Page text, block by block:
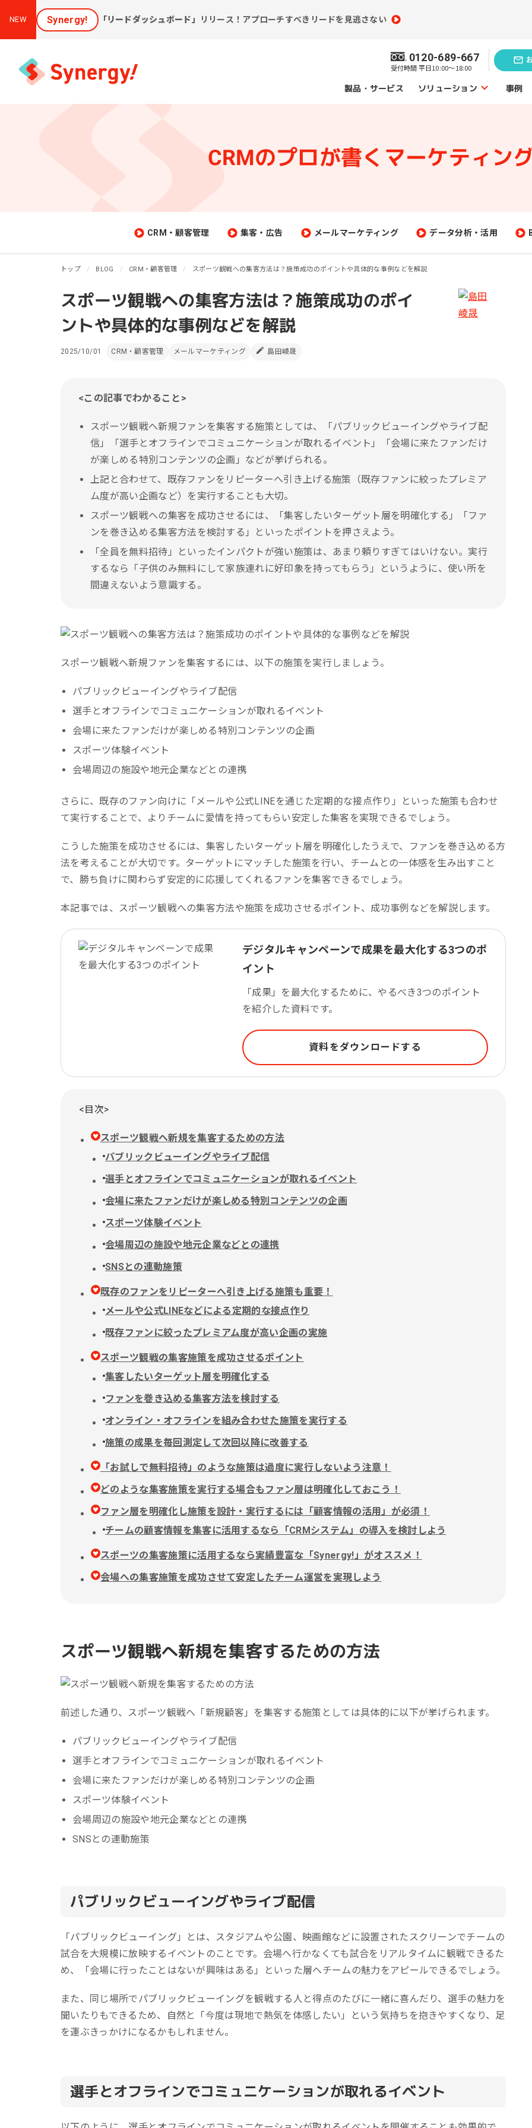
NEW Synergy! 「リードダッシュボード」 リリース！アプローチすべきリードを見逃さない
0120-689-667
受付時間 平日10:00～18:00
製品・サービス ソリューション
見込み顧客に買ってほしい
リピーターを増やしたい
優良顧客との関係を強めたい
[休眠顧客掘り起こしソリューション]
課題発見のソリューション
メール効果測定
集客効果分析
アンケート分析
業務効率化のソリュー
広告運用代行
Webサイト制作
事例
CRMのプロが書く マーケティン
CRM・顧客管理 集客・広告 メールマーケティング データ分析・活用
トップ BLOG CRM・顧客管理 スポーツ観戦への集客方法は？施策成功のポイントや具体的な事例などを解説
スポーツ観戦への集客方法は？施策成功のポイ
ントや具体的な事例などを解説
2025/10/01 CRM・顧客管理 メールマーケティング 島田崚晟
<この記事でわかること>
スポーツ観戦へ新規ファンを集客する施策としては、「パブリックビューイングやライブ配
信」「選手とオフラインでコミュニケーションが取れるイベント」「会場に来たファンだけ
が楽しめる特別コンテンツの企画」などが挙げられる。
上記と合わせて、既存ファンをリピーターへ引き上げる施策（既存ファンに絞ったプレミア
ム度が高い企画など）を実行することも大切。
スポーツ観戦への集客を成功させるには、「集客したいターゲット層を明確化する」「ファ
ンを巻き込める集客方法を検討する」といったポイントを押さえよう。
「全員を無料招待」といったインパクトが強い施策は、あまり頼りすぎてはいけない。実行
するなら「子供のみ無料にして家族連れに好印象を持ってもらう」というように、使い所を
間違えないよう意識する。
スポーツ観戦へ新規ファンを集客するには、以下の施策を実行しましょう。
パブリックビューイングやライブ配信
選手とオフラインでコミュニケーションが取れるイベント
会場に来たファンだけが楽しめる特別コンテンツの企画
スポーツ体験イベント
会場周辺の施設や地元企業などとの連携
さらに、既存のファン向けに「メールや公式LINEを通じた定期的な接点作り」といった施策も合わせ
て実行することで、よりチームに愛情を持ってもらい安定した集客を実現できるでしょう。
こうした施策を成功させるには、集客したいターゲット層を明確化したうえで、ファンを巻き込める方
法を考えることが大切です。ターゲットにマッチした施策を行い、チームとの一体感を生み出すこと
で、勝ち負けに関わらず安定的に応援してくれるファンを集客できるでしょう。
本記事では、スポーツ観戦への集客方法や施策を成功させるポイント、成功事例などを解説します。
デジタルキャンペーンで成果を最大化する3つのポ
イント
「成果」を最大化するために、やるべき3つのポイント
を紹介した資料です。
資料をダウンロードする
<目次>
スポーツ観戦へ新規を集客するための方法
パブリックビューイングやライブ配信
選手とオフラインでコミュニケーションが取れるイベント
会場に来たファンだけが楽しめる特別コンテンツの企画
スポーツ体験イベント
会場周辺の施設や地元企業などとの連携
SNSとの連動施策
既存のファンをリピーターへ引き上げる施策も重要！
メールや公式LINEなどによる定期的な接点作り
既存ファンに絞ったプレミアム度が高い企画の実施
スポーツ観戦の集客施策を成功させるポイント
集客したいターゲット層を明確化する
ファンを巻き込める集客方法を検討する
オンライン・オフラインを組み合わせた施策を実行する
施策の成果を毎回測定して次回以降に改善する
「お試しで無料招待」のような施策は過度に実行しないよう注意！
どのような集客施策を実行する場合もファン層は明確化しておこう！
ファン層を明確化し施策を設計・実行するには「顧客情報の活用」が必須！
チームの顧客情報を集客に活用するなら「CRMシステム」の導入を検討しよう
スポーツの集客施策に活用するなら実績豊富な「Synergy!」がオススメ！
会場への集客施策を成功させて安定したチーム運営を実現しよう
スポーツ観戦へ新規を集客するための方法
前述した通り、スポーツ観戦へ「新規顧客」を集客する施策としては具体的に以下が挙げられます。
パブリックビューイングやライブ配信
選手とオフラインでコミュニケーションが取れるイベント
会場に来たファンだけが楽しめる特別コンテンツの企画
スポーツ体験イベント
会場周辺の施設や地元企業などとの連携
SNSとの連動施策
パブリックビューイングやライブ配信
「パブリックビューイング」とは、スタジアムや公園、映画館などに設置されたスクリーンでチームの
試合を大規模に放映するイベントのことです。会場へ行かなくても試合をリアルタイムに観戦できるた
め、「会場に行ったことはないが興味はある」といった層へチームの魅力をアピールできるでしょう。
また、同じ場所でパブリックビューイングを観戦する人と得点のたびに一緒に喜んだり、選手の魅力を
聞いたりもできるため、自然と「今度は現地で熱気を体感したい」という気持ちを抱きやすくなり、足
を運ぶきっかけになるかもしれません。
選手とオフラインでコミュニケーションが取れるイベント